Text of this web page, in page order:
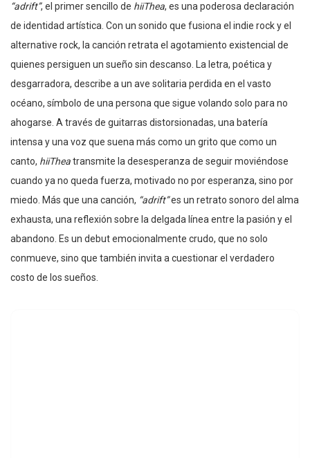
“adrift”, el primer sencillo de hiiThea, es una poderosa declaración
de identidad artística. Con un sonido que fusiona el indie rock y el
alternative rock, la canción retrata el agotamiento existencial de
quienes persiguen un sueño sin descanso. La letra, poética y
desgarradora, describe a un ave solitaria perdida en el vasto
océano, símbolo de una persona que sigue volando solo para no
ahogarse. A través de guitarras distorsionadas, una batería
intensa y una voz que suena más como un grito que como un
canto, hiiTheatransmite la desesperanza de seguir moviéndose
cuando ya no queda fuerza, motivado no por esperanza, sino por
miedo. Más que una canción, “adrift”es un retrato sonoro del alma
exhausta, una reflexión sobre la delgada línea entre la pasión y el
abandono. Es un debut emocionalmente crudo, que no solo
conmueve, sino que también invita a cuestionar el verdadero
costo de los sueños.